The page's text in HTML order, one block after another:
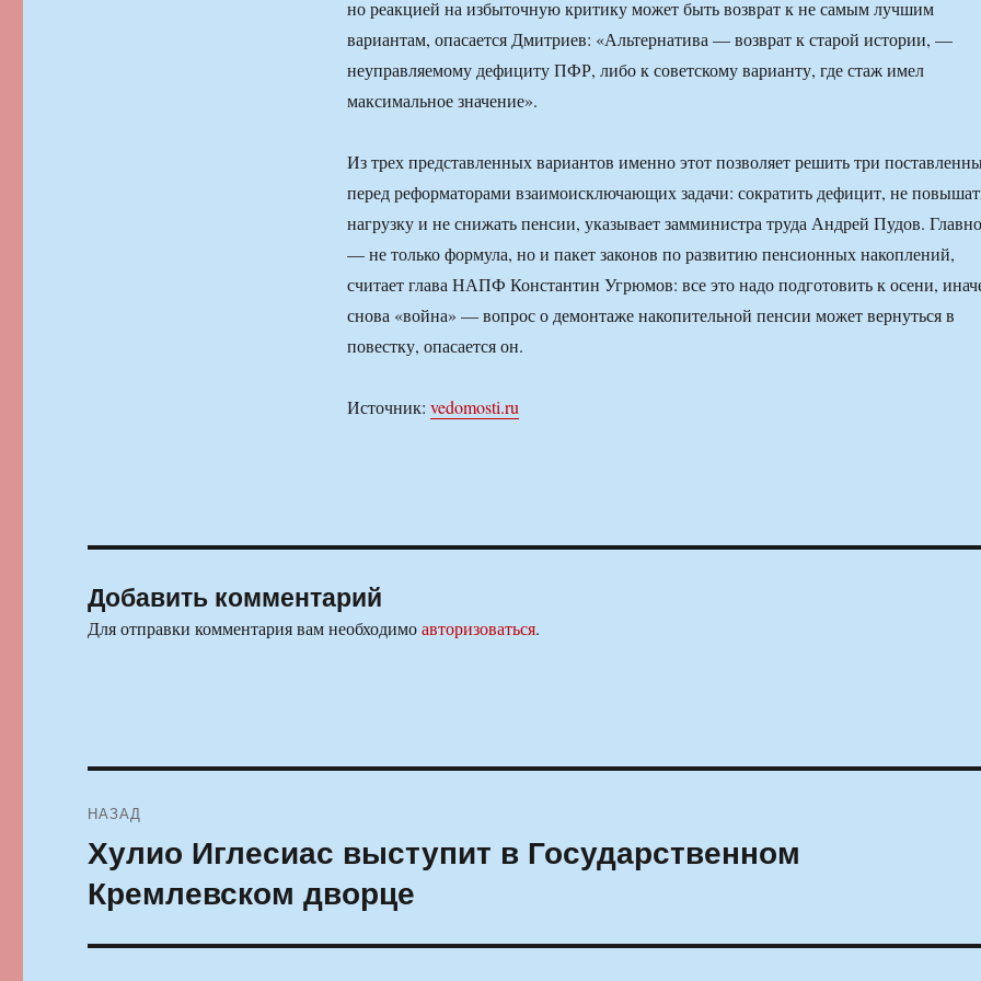
но реакцией на избыточную критику может быть возврат к не самым лучшим
вариантам, опасается Дмитриев: «Альтернатива — возврат к старой истории, —
неуправляемому дефициту ПФР, либо к советскому варианту, где стаж имел
максимальное значение».
Из трех представленных вариантов именно этот позволяет решить три
перед реформаторами взаимоисключающих задачи: сократить дефицит, не
нагрузку и не снижать пенсии, указывает замминистра труда Андрей Пудов.
— не только формула, но и пакет законов по развитию пенсионных накоплений,
считает глава НАПФ Константин Угрюмов: все это надо подготовить к осени,
снова «война» — вопрос о демонтаже накопительной пенсии может вернуться в
повестку, опасается он.
Источник: vedomosti.ru
Добавить комментарий
Для отправки комментария вам необходимоавторизоваться.
по
записям
НАЗАД
Предыдущая
запись:
Хулио Иглесиас выступит в Государственном
Кремлевском дворце